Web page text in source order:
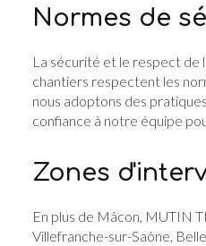
Normes de
La sécurité et le respect de
chantiers respectent les
nous adoptons des
confiance à notre équipe
Zones
En plus de Mâcon, MUTIN
Villefranche-sur-Saône,